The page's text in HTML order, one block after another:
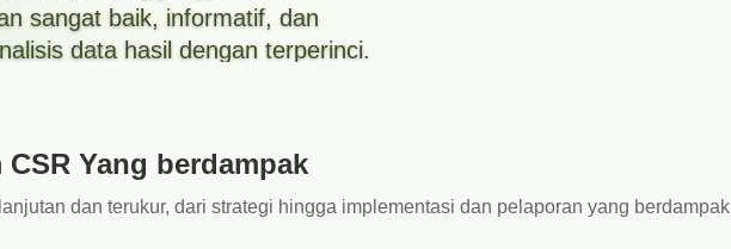
sangat baik, informatif, dan
data hasil dengan terperinci.
Yang berdampak
dan terukur, dari strategi hingga implementasi dan pelaporan yang berdampak